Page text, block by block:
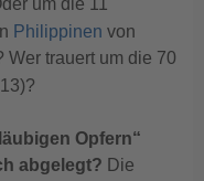
um die 11
Philippinen von
Wer trauert um die 70
Opfern“
abgelegt? Die